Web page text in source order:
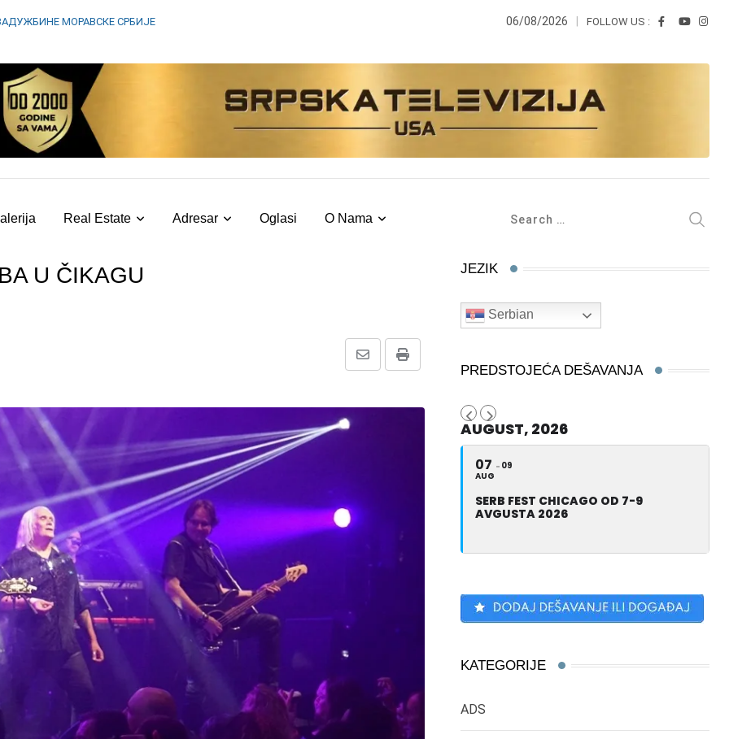
МОРАВСКЕ СРБИЈЕ 06/08/2026 FOLLOW US :
Real Estate Adresar Oglasi O Nama
U ČIKAGU
Print
Share
JEZIK
Serbian
PREDSTOJEĆA DEŠAVANJA
AUGUST, 2026
07
AUG
09
SERB FEST CHICAGO OD 7-9
AVGUSTA 2026
KATEGORIJE
ADS